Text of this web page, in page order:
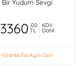
Bir Yudum Sevgi
3360 ,00
TL
KDV
Dahil
İstanbul'a Aynı Gün